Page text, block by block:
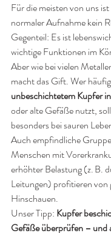
Für die meisten von uns
normaler Aufnahme kein
Gegenteil: Es ist
wichtige Funktionen im
Aber wie bei vielen
macht das Gift. Wer
unbeschichtetem Kupfer
oder alte Gefäße nutzt,
besonders bei sauren
Auch empfindliche
Menschen mit
erhöhter Belastung (z. B.
Leitungen) profitieren von
Hinschauen.
Unser Tipp: Kupfer
Gefäße überprüfen – und